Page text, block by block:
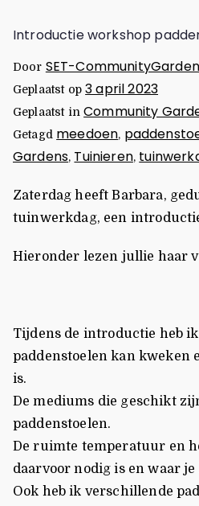
Introductie workshop
Door SET-
Geplaatst op3 april 2023
Geplaatst inCommunity
Getagd meedoen,
Gardens, Tuinieren,
Zaterdag heeft Barbara,
tuinwerkdag, een
Hieronder lezen jullie haar
Tijdens de introductie heb
paddenstoelen kan kweken
is.
De mediums die geschikt
paddenstoelen.
De ruimte temperatuur en
daarvoor nodig is en waar je
Ook heb ik verschillende